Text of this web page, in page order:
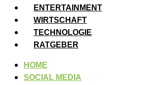
ENTERTAINMENT
WIRTSCHAFT
TECHNOLOGIE
RATGEBER
HOME
SOCIAL MEDIA